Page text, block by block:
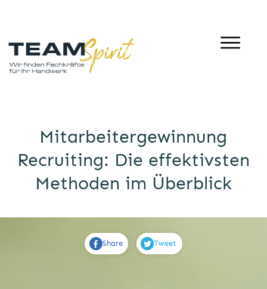
Mitarbeitergewinnung
Recruiting: Die effektivsten
Methoden im Überblick
Share Tweet